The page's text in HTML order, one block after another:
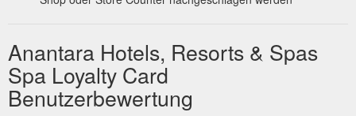
Anantara Hotels, Resorts & Spas
Spa Loyalty Card
Benutzerbewertung